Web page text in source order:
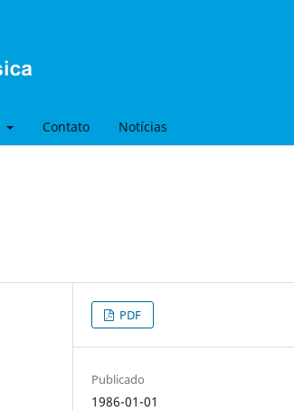
Contato Notícias
PDF
Publicado
1986-01-01